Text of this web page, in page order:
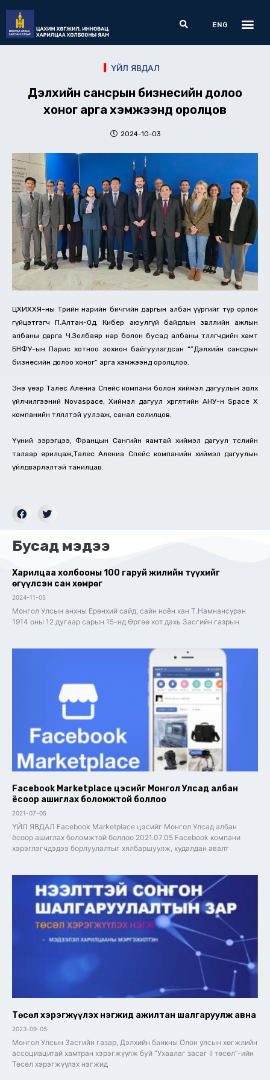
content
Search
ENG
ҮЙЛ ЯВДАЛ
Дэлхийн сансрын бизнесийн долоо
хоног арга хэмжээнд оролцов
2024-10-03
ЦХИХХЯ-ны Төрийн нарийн бичгийн даргын албан үүргийг түр орлон
гүйцэтгэгч П.Алтан-Од, Кибер аюулгүй байдлын зөвлөлийн ажлын
албаны дарга Ч.Золбаяр нар болон бусад албаны төлөөлөгчдийн хамт
БНФУ-ын Парис хотноо зохион байгуулагдсан “”Дэлхийн сансрын
бизнесийн долоо хоног” арга хэмжээнд оролцлоо.
Энэ үеэр Талес Алениа Спейс компани болон хиймэл дагуулын зөвлөх
үйлчилгээний Novaspace, Хиймэл дагуул хөөргөлтийн АНУ-н Space X
компанийн төлөөлөлтэй уулзаж, санал солилцов.
Үүний зэрэгцээ, Францын Сангийн яамтай хиймэл дагуул төслийн
талаар ярилцаж,Талес Алениа Спейс компанийн хиймэл дагуулын
үйлдвэрлэлтэй танилцав.
Бусад мэдээ
Харилцаа холбооны 100 гаруй жилийн түүхийг
өгүүлсэн сан хөмрөг
2024-11-05
Монгол Улсын анхны Ерөнхий сайд, сайн ноён хан Т.Намнансүрэн
1914 оны 12 дугаар сарын 15-нд Өргөө хот дахь Засгийн газрын
Facebook Marketplace цэсийг Монгол Улсад албан
ёсоор ашиглах боломжтой боллоо
2021-07-05
ҮЙЛ ЯВДАЛ Facebook Marketplace цэсийг Монгол Улсад албан
ёсоор ашиглах боломжтой боллоо 2021.07.05 Facebook компани
хэрэглэгчдэдээ борлуулалтыг хялбаршуулж, худалдан авалт
Төсөл хэрэгжүүлэх нэгжид ажилтан шалгаруулж авна
2023-09-05
Монгол Улсын Засгийн газар, Дэлхийн банкны Олон улсын хөгжлийн
ассоциацитай хамтран хэрэгжүүлж буй “Ухаалаг засаг II төсөл”-ийн
Төсөл хэрэгжүүлэх нэгжид